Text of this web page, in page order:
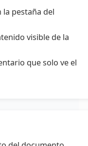
la pestaña del
visible de la
que solo ve el